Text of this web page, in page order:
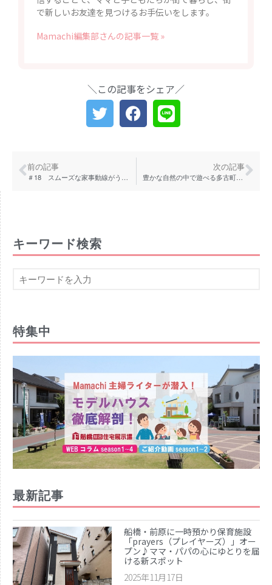
で新しいお友達を見つけるお手伝いをします。
Mamachi編集部さんの記事一覧 »
＼この記事をシェア／
前の記事
＃18 スムーズな家事動線がうれしい、住友林業のFUNABASHI MODEL
次の記事
豊かな自然の中で遊べる多古町の子育てサロン「わたことり」、古民家を改装したママと子どもの為の遊び場
キーワード検索
特集中
最新記事
船橋・前原に一時預かり保育施設
「prayers（プレイヤーズ）」オー
プン♪ママ・パパの心にゆとりを届
ける新スポット
2025年11月17日